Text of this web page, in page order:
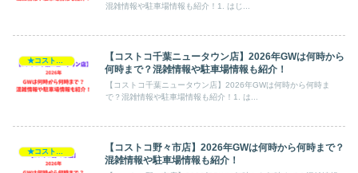
混雑情報や駐車場情報も紹介！1. はじ...
★コストコ・2026GW
【コストコ千葉ニュータウン店】2026年GWは何時から
何時まで？混雑情報や駐車場情報も紹介！
【コストコ千葉ニュータウン店】2026年GWは何時から何時ま
で？混雑情報や駐車場情報も紹介！1. は...
★コストコ・2026GW
【コストコ野々市店】2026年GWは何時から何時まで？
混雑情報や駐車場情報も紹介！